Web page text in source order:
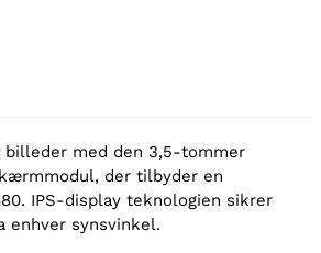
billeder med den 3,5-tommer
der tilbyder en
IPS-display teknologien sikrer
enhver synsvinkel.